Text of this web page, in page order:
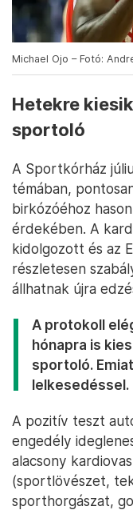
Michael Ojo – Fotó:
Hetekre
sportoló
A Sportkórház
témában,
birkózóéhoz
érdekében. A
kidolgozott és az
részletesen
állhatnak újra
A protokoll
hónapra is
sportoló.
lelkesedéssel.
A pozitív teszt
engedély
alacsony
(sportlövészet,
sporthorgászat,